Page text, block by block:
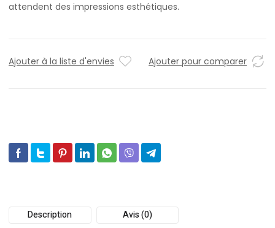
attendent des impressions esthétiques.
Ajouter à la liste d'envies Ajouter pour comparer
Description Avis (0)